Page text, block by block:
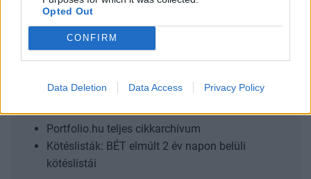
Opted Out
CONFIRM
Data Deletion Data Access Privacy Policy
KEDVES OLVASÓNK!
A keresett cikk a portfolio.hu hírarchívumához
regisztrációhoz kötött.
Az előfizetés a következőket tartalmazza:
Portfolio.hu teljes cikkarchívum
Kötéslisták: BÉT elmúlt 2 év napon belüli
kötéslistái